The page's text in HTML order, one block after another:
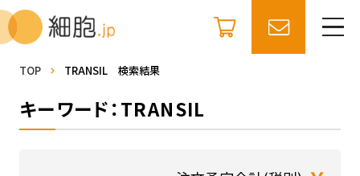
TOP TRANSIL 検索結果
キーワード：TRANSIL